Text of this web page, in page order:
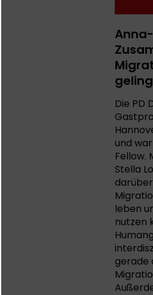
Die PD
und
Fellow.
Stella
leben
nutzen
gerade